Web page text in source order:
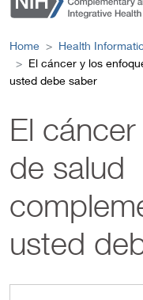
Home Health
El cáncer y los
usted debe saber
El
de salud
usted